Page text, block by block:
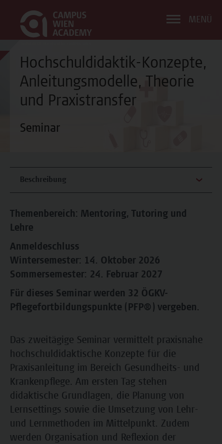
MENÜ
Hochschuldidaktik-Konzepte,
Anleitungsmodelle, Theorie
und Praxistransfer
Seminar
Beschreibung
Themenbereich: Mentoring, Tutoring und
Lehre
Anmeldeschluss
Wintersemester: 14. Oktober 2026
Sommersemester: 24. Februar 2027
Für dieses Seminar werden 32 ÖGKV-
Pflegefortbildungspunkte (PFP®) vergeben.
Das zweitägige Seminar vermittelt praxisnahe
hochschuldidaktische Konzepte für die
Praxisanleitung im Bereich Gesundheits- und
Krankenpflege. Am ersten Tag stehen
didaktische Grundlagen, die Planung von
Lernsettings sowie die Umsetzung von Lehr-
und Lernmethoden im Mittelpunkt. Zudem
werden Organisation und Reflexion der